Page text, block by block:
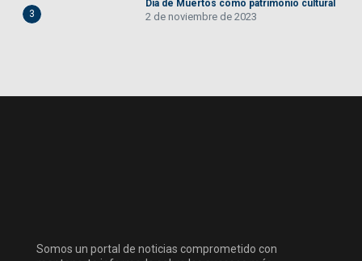
3
Día de Muertos como patrimonio cultural
2 de noviembre de 2023
Somos un portal de noticias comprometido con